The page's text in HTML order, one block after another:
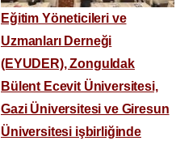
Eğitim Yöneticileri ve
Uzmanları Derneği
(EYUDER), Zonguldak
Bülent Ecevit Üniversitesi,
Gazi Üniversitesi ve Giresun
Üniversitesi işbirliğinde